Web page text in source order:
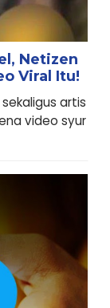
Netizen
Viral Itu!
sekaligus artis
video syur